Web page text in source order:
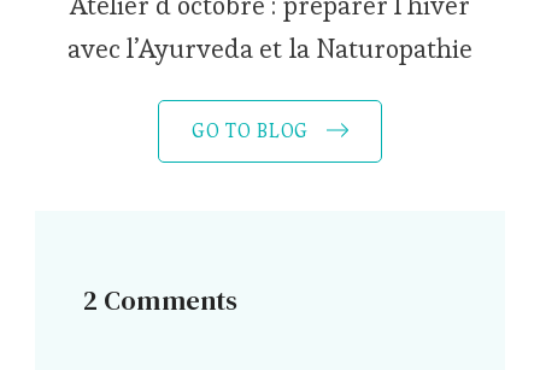
avec l’Ayurveda et la Naturopathie
GO TO BLOG
2 Comments